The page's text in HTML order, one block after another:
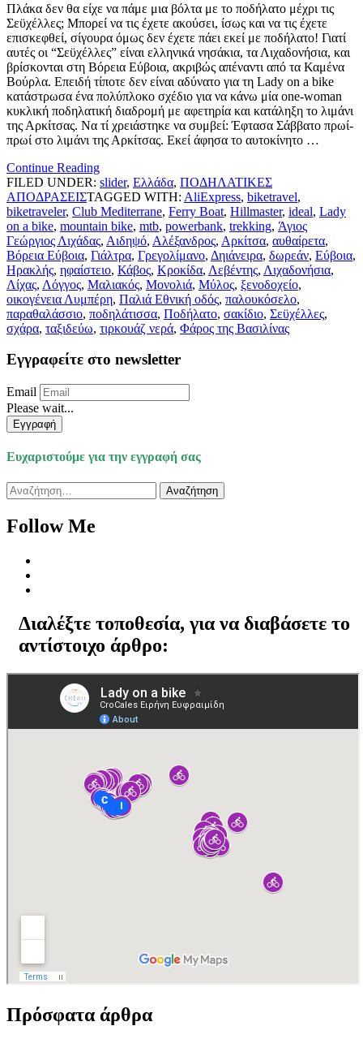
Πλάκα δεν θα είχε να πάμε μια βόλτα με το ποδήλατο μέχρι τις
Σεϋχέλλες; Μπορεί να τις έχετε ακούσει, ίσως και να τις έχετε
επισκεφθεί, σίγουρα όμως δεν έχετε πάει εκεί με ποδήλατο! Γιατί
αυτές οι “Σεϋχέλλες” είναι ελληνικά νησάκια, τα Λιχαδονήσια, και
βρίσκονται στη Βόρεια Εύβοια, ακριβώς απέναντι από τα Καμένα
Βούρλα. Επειδή τίποτε δεν είναι αδύνατο για τη Lady on a bike
κατάστρωσα ένα πολύπλοκο σχέδιο για να κάνω μία one-woman
κυκλική ποδηλατική διαδρομή με αφετηρία και κατάληξη το λιμάνι
της Αρκίτσας. Να τί χρειάστηκε να συμβεί: Έφτασα Σάββατο πρωί-
πρωί στο λιμάνι της Αρκίτσας. Εκεί άφησα το αυτοκίνητο …
Continue Reading
FILED UNDER: slider, Ελλάδα, ΠΟΔΗΛΑΤΙΚΕΣ
ΑΠΟΔΡΑΣΕΙΣTAGGED WITH: AliExpress, biketravel,
biketraveler, Club Mediterrane, Ferry Boat, Hillmaster, ideal, Lady
on a bike, mountain bike, mtb, powerbank, trekking, Άγιος
Γεώργιος Λιχάδας, Αιδηψό, Αλέξανδρος, Αρκίτσα, αυθαίρετα,
Βόρεια Εύβοια, Γιάλτρα, Γρεγολίμανο, Δηιάνειρα, δωρεάν, Εύβοια,
Ηρακλής, ηφαίστειο, Κάβος, Κροκίδα, Λεβέντης, Λιχαδονήσια,
Λίχας, Λόγγος, Μαλιακός, Μονολιά, Μύλος, ξενοδοχείο,
οικογένεια Λυμπέρη, Παλιά Εθνική οδός, παλουκόσελο,
παραθαλάσσιο, ποδηλάτισσα, Ποδήλατο, σακίδιο, Σεϋχέλλες,
σχάρα, ταξιδεύω, τιρκουάζ νερά, Φάρος της Βασιλίνας
Εγγραφείτε στο newsletter
Email
Please wait...
Εγγραφή
Ευχαριστούμε για την εγγραφή σας
Αναζήτηση
για:
Follow Me
Διαλέξτε τοποθεσία, για να διαβάσετε το
αντίστοιχο άρθρο:
Πρόσφατα άρθρα